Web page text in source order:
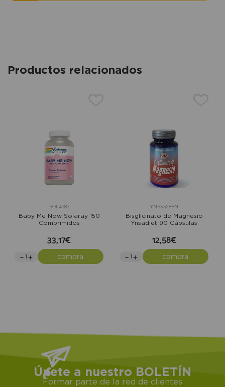
Productos relacionados
SOL4787
Baby Me Now Solaray 150
Comprimidos
33,17€
compra
YNS3528BM
Bisglicinato de Magnesio
Ynsadiet 90 Cápsulas
12,58€
compra
Únete a nuestro BOLETÍN
Formar parte de la red de clientes